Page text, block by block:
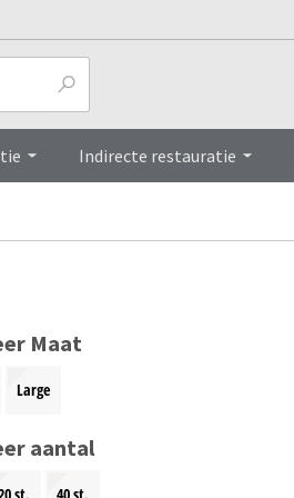
Indirecte restauratie
Maat
Large
aantal